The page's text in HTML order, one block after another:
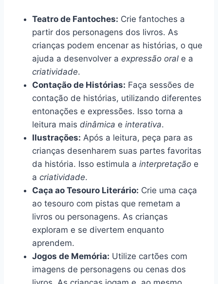
Teatro de Fantoches: Crie fantoches a
partir dos personagens dos livros. As
crianças podem encenar as histórias, o que
ajuda a desenvolver a expressão oral e a
criatividade.
Contação de Histórias: Faça sessões de
contação de histórias, utilizando diferentes
entonações e expressões. Isso torna a
leitura mais dinâmica e interativa.
Ilustrações: Após a leitura, peça para as
crianças desenharem suas partes favoritas
da história. Isso estimula a interpretação e
a criatividade.
Caça ao Tesouro Literário: Crie uma caça
ao tesouro com pistas que remetam a
livros ou personagens. As crianças
exploram e se divertem enquanto
aprendem.
Jogos de Memória: Utilize cartões com
imagens de personagens ou cenas dos